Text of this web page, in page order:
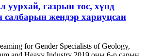
уурхай, газрын тос, хүнд
салбарын жендэр хариуцсан
for Gender Specialists of Geology,